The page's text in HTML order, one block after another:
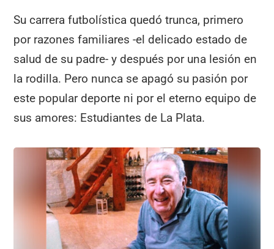
Su carrera futbolística quedó trunca, primero
por razones familiares -el delicado estado de
salud de su padre- y después por una lesión en
la rodilla. Pero nunca se apagó su pasión por
este popular deporte ni por el eterno equipo de
sus amores: Estudiantes de La Plata.